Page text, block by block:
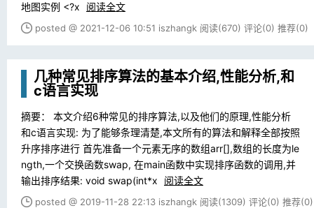
地图实例 <?x
阅读全文
posted @ 2021-12-06 10:51 iszhangk 阅读(670) 评论(0) 推荐(0)
几种常见排序算法的基本介绍,性能分析,和
c语言实现
摘要： 本文介绍6种常见的排序算法,以及他们的原理,性能分析
和c语言实现: 为了能够条理清楚,本文所有的算法和解释全部按照
升序排序进行 首先准备一个元素无序的数组arr[],数组的长度为le
ngth,一个交换函数swap, 在main函数中实现排序函数的调用,并
输出排序结果: void swap(int*x
阅读全文
posted @ 2019-11-28 22:13 iszhangk 阅读(1309) 评论(0) 推荐(0)